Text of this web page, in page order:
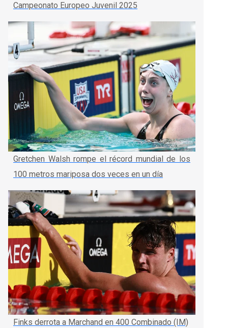
Campeonato Europeo Juvenil 2025
Gretchen Walsh rompe el récord mundial de los
100 metros mariposa dos veces en un día
Finks derrota a Marchand en 400 Combinado (IM)